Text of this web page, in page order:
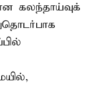
கலந்தாய்வுக்